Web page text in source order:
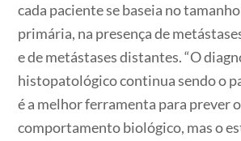
cada paciente se baseia no
primária, na presença de
e de metástases distantes. “O
histopatológico continua sendo o
é a melhor ferramenta para prever o
comportamento biológico, mas o